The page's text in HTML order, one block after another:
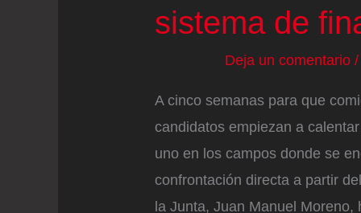
sistema de
Deja un comentario /
A cinco semanas para que
candidatos empiezan a
uno en los campos donde se
confrontación directa a partir
la Junta, Juan Manuel